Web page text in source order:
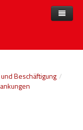
Beschäftigung /